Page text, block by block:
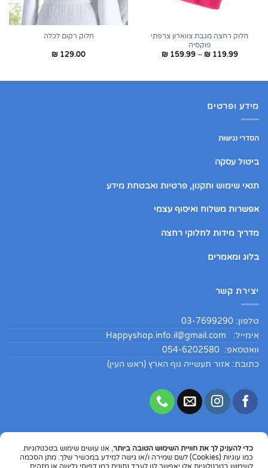
כדי להעניק לך את חוויית השימוש הטובה ביותר, אנו עושים שימוש בטכנולוגיות
כמו עוגיות (Cookies) לשם שמירה ו/או גישה למידע במכשיר שלך. מתן הסכמה
חלוק רחצה מגבת צווארון צרפתי
פוקסיה
₪119.99
–
₪159.99
⁦₪ 159.99⁩
חלוק רקום לכלה
₪ 129.00
מידע ופרטים
הסדרי נגישות
ביטול עסקה
תנאי שימוש ותקנון, פרטיות ואבטחת מידע
אפשרות משלוח ואיסוף עצמי
מדריך מידות לחלוקי רחצה
בלוג ומאמרים
יצירת קשר
טלפון: 03-7699290
אימייל: Happyshop.info.il@gmail.com
וואטסאפ: 054-6202580
כתובת: אזור תעשייה נוף הארץ (ראש העין)
Copyright 2026 ©HappyShopIL